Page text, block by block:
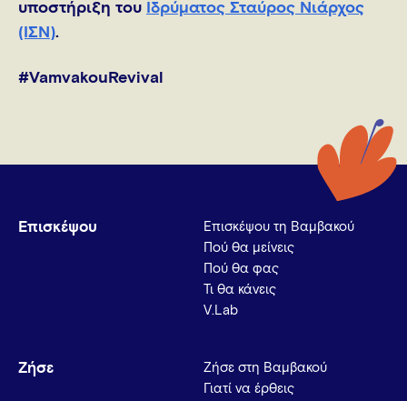
υποστήριξη του Ιδρύματος Σταύρος Νιάρχος
(ΙΣΝ).
#VamvakouRevival
Επισκέψου
Επισκέψου τη Βαμβακού
Πού θα μείνεις
Πού θα φας
Τι θα κάνεις
V.Lab
Ζήσε
Ζήσε στη Βαμβακού
Γιατί να έρθεις